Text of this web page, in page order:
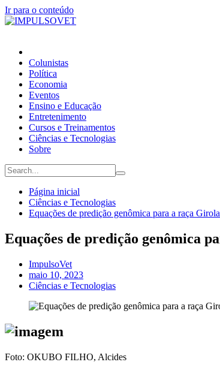
Ir para o conteúdo
Colunistas
Política
Economia
Eventos
Ensino e Educação
Entretenimento
Cursos e Treinamentos
Ciências e Tecnologias
Sobre
Página inicial
Ciências e Tecnologias
Equações de predição genômica para a raça
Equações de predição genômica
ImpulsoVet
maio 10, 2023
Ciências e Tecnologias
Foto: OKUBO FILHO, Alcides